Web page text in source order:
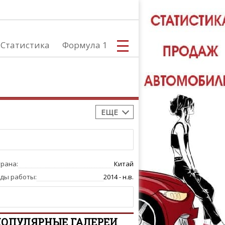
Статистика Формула 1
ЕЩЕ
Китай
работы:
2014 - н.в.
ГАЛЕРЕИ